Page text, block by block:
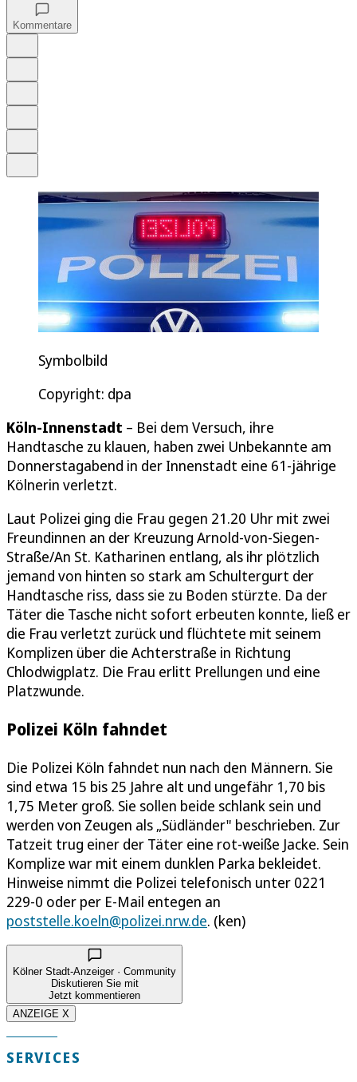
Kommentare
Symbolbild
Copyright: dpa
Köln-Innenstadt – Bei dem Versuch, ihre
Handtasche zu klauen, haben zwei Unbekannte am
Donnerstagabend in der Innenstadt eine 61-jährige
Kölnerin verletzt.
Laut Polizei ging die Frau gegen 21.20 Uhr mit zwei
Freundinnen an der Kreuzung Arnold-von-Siegen-
Straße/An St. Katharinen entlang, als ihr plötzlich
jemand von hinten so stark am Schultergurt der
Handtasche riss, dass sie zu Boden stürzte. Da der
Täter die Tasche nicht sofort erbeuten konnte, ließ er
die Frau verletzt zurück und flüchtete mit seinem
Komplizen über die Achterstraße in Richtung
Chlodwigplatz. Die Frau erlitt Prellungen und eine
Platzwunde.
Polizei Köln fahndet
Die Polizei Köln fahndet nun nach den Männern. Sie
sind etwa 15 bis 25 Jahre alt und ungefähr 1,70 bis
1,75 Meter groß. Sie sollen beide schlank sein und
werden von Zeugen als „Südländer" beschrieben. Zur
Tatzeit trug einer der Täter eine rot-weiße Jacke. Sein
Komplize war mit einem dunklen Parka bekleidet.
Hinweise nimmt die Polizei telefonisch unter 0221
229-0 oder per E-Mail entegen an
poststelle.koeln@polizei.nrw.de. (ken)
Kölner Stadt-Anzeiger · Community
Diskutieren Sie mit
Jetzt kommentieren
ANZEIGE X
SERVICES